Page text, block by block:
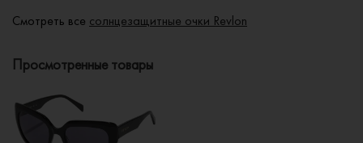
Смотреть все солнцезащитные очки Revlon
Просмотренные товары